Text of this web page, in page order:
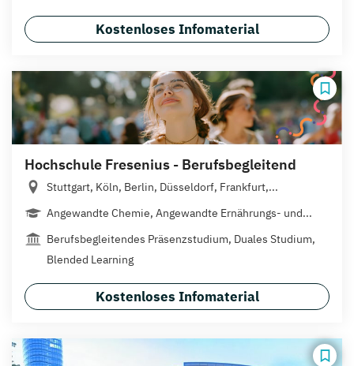
Kostenloses Infomaterial
Hochschule Fresenius - Berufsbegleitend
Stuttgart, Köln, Berlin, Düsseldorf, Frankfurt,...
Angewandte Chemie, Angewandte Ernährungs- und...
Berufsbegleitendes Präsenzstudium, Duales Studium,
Blended Learning
Kostenloses Infomaterial